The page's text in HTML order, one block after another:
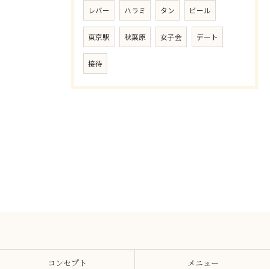
レバー ハラミ タン ビール
東京駅 秋葉原 女子会 デート
接待
コンセプト メニュー